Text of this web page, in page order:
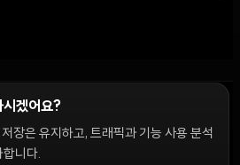
가이드커뮤니티 랭킹
쿠키 설정
시겠어요?
은 유지하고, 트래픽과 기능 사용 분석
합니다.